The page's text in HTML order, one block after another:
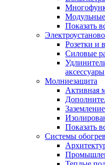
Показать
Розетки и
Силовые
аксессуары
Молниезащита
Активная
Заземление
Показать
Системы